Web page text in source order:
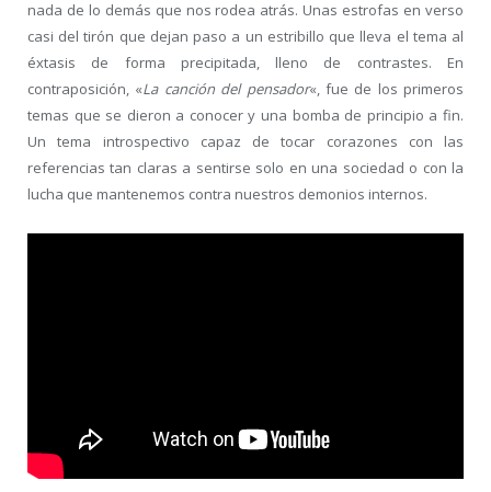
nada de lo demás que nos rodea atrás. Unas estrofas en verso
casi del tirón que dejan paso a un estribillo que lleva el tema al
éxtasis de forma precipitada, lleno de contrastes. En
contraposición, «La canción del pensador«, fue de los primeros
temas que se dieron a conocer y una bomba de principio a fin.
Un tema introspectivo capaz de tocar corazones con las
referencias tan claras a sentirse solo en una sociedad o con la
lucha que mantenemos contra nuestros demonios internos.